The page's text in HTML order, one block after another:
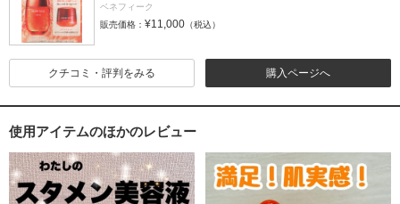
ベネフィーク
販売価格： ¥11,000 （税込）
購入ページへ
クチコミ・評判をみる
使用アイテムのほかのレビュー